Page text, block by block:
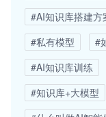
#AI知识库搭建方
#私有模型
#
#AI知识库训练
#知识库+大模型